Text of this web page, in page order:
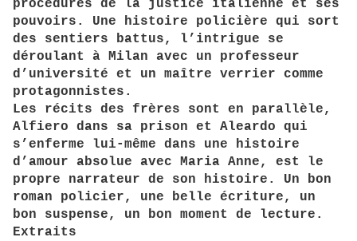
procédures de la justice italienne et ses
pouvoirs. Une histoire policière qui sort
des sentiers battus, l’intrigue se
déroulant à Milan avec un professeur
d’université et un maître verrier comme
protagonnistes.
Les récits des frères sont en parallèle,
Alfiero dans sa prison et Aleardo qui
s’enferme lui-même dans une histoire
d’amour absolue avec Maria Anne, est le
propre narrateur de son histoire. Un bon
roman policier, une belle écriture, un
bon suspense, un bon moment de lecture.
Extraits